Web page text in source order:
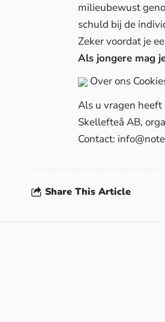
milieubewust
schuld bij de
Zeker voordat je
Als jongere mag
Over ons
Als u vragen heeft
Skellefteå AB,
Contact:
Share This Article